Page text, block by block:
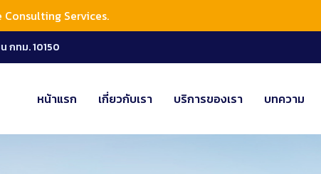
Consulting Services.
กทม. 10150
หน้าแรก เกี่ยวกับเรา บริการของเรา บทความ